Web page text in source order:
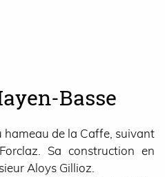
Basse
hameau de la Caffe, suivant
Sa construction en
Aloys Gillioz.